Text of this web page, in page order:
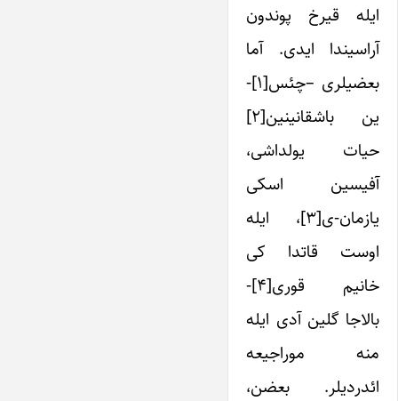
ایله قیرخ پوندون
آراسیندا ایدی. آما
بعضیلری –چئس[۱]-
ین باشقانی­نین[۲]
حیات یولداشی،
آفیس­ین اسکی
یازمان-ی[۳]، ایله
اوست قاتدا کی
خانیم قوری[۴]-
بالاجا گلین آدی ایله
منه موراجیعه
ائدردیلر. بعضن،